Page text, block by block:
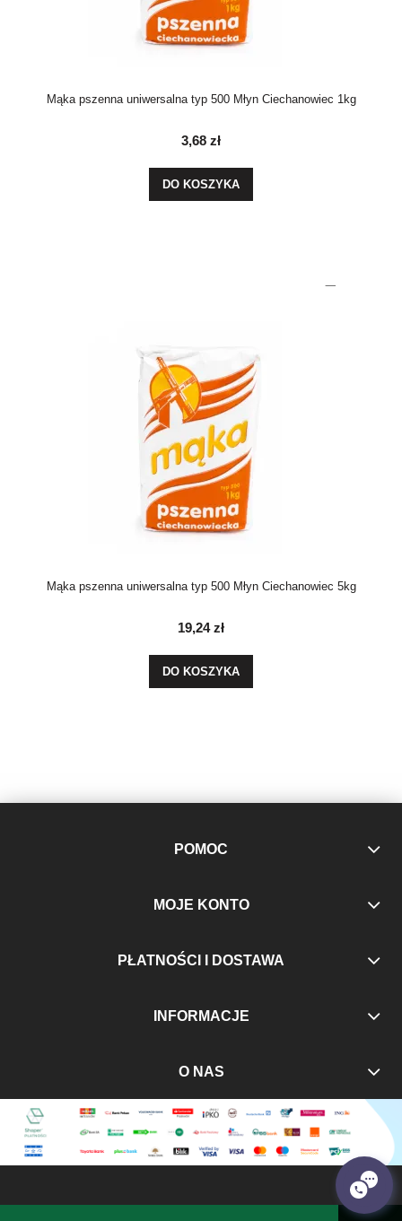
Mąka pszenna uniwersalna typ 500 Młyn Ciechanowiec 1kg
3,68 zł
DO KOSZYKA
Mąka pszenna uniwersalna typ 500 Młyn Ciechanowiec 5kg
19,24 zł
DO KOSZYKA
POMOC
MOJE KONTO
PŁATNOŚCI I DOSTAWA
INFORMACJE
O NAS